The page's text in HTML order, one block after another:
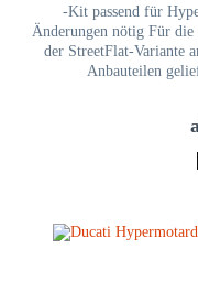
-Kit passend für
Änderungen nötig Für
der StreetFlat-Variante
Anbauteilen